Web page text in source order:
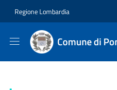
Regione Lombardia
Comune di